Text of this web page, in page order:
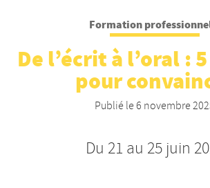
Nos productions et
Formation
De l’écrit à l’oral :
pour
Publié le6 novembre
Du 21 au 25 juin